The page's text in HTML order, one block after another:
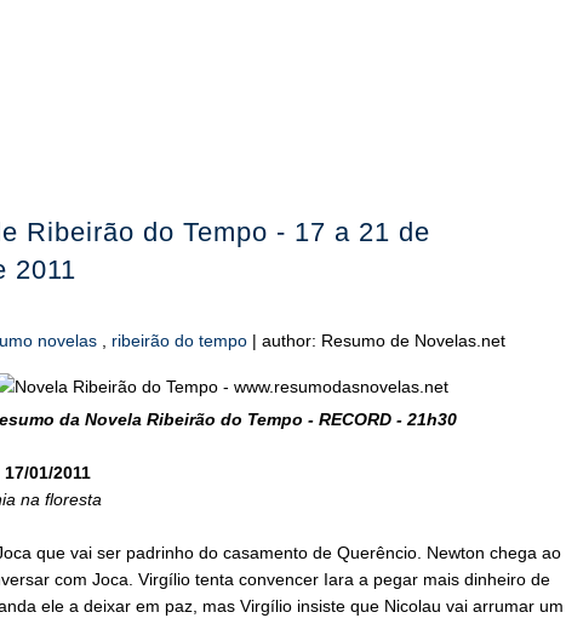
Ribeirão do Tempo - 17 a 21 de
2011
novelas ribeirão do tempo | author: Resumo de Novelas.net
da Novela Ribeirão do Tempo - RECORD - 21h30
01/2011
na floresta
que vai ser padrinho do casamento de Querêncio. Newton chega ao
com Joca. Virgílio tenta convencer Iara a pegar mais dinheiro de
ele a deixar em paz, mas Virgílio insiste que Nicolau vai arrumar um